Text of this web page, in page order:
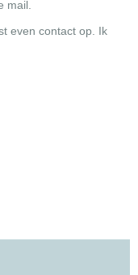
mail.
even contact op. Ik